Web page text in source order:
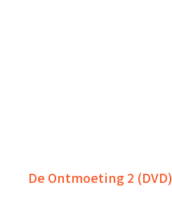
De Ontmoeting 2 (DVD)